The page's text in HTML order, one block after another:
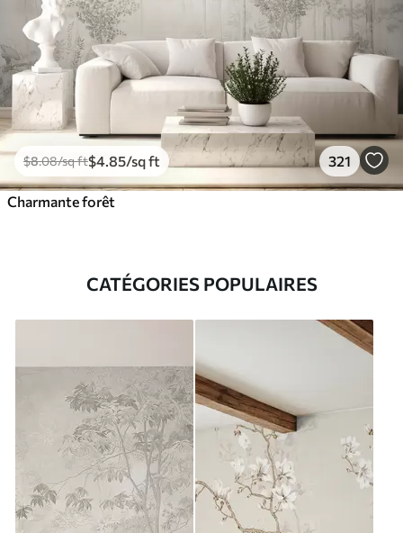
$8.08/sq ft$4 .85/sq ft 321
Charmante forêt
CATÉGORIES POPULAIRES